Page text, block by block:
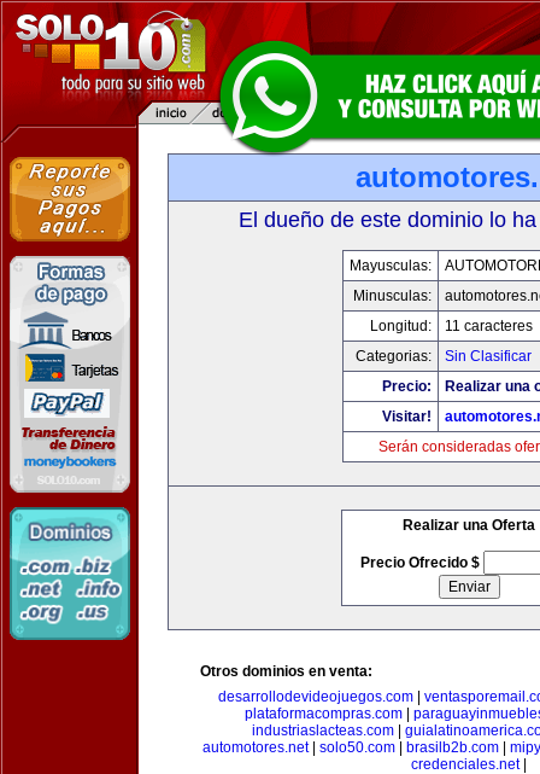
El dueño de este dominio lo
Mayusculas:
Minusculas:
Longitud:
11 caracteres
Categorias:
Sin Clasificar
Precio:
Realizar una
Visitar!
Serán consideradas
Realizar una Oferta
Precio Ofrecido $
Otros dominios en venta:
desarrollodevideojuegos.com
plataformacompras.com
industriaslacteas.com
automotores.net| solo50.com brasilb2b.com
credenciales.net|